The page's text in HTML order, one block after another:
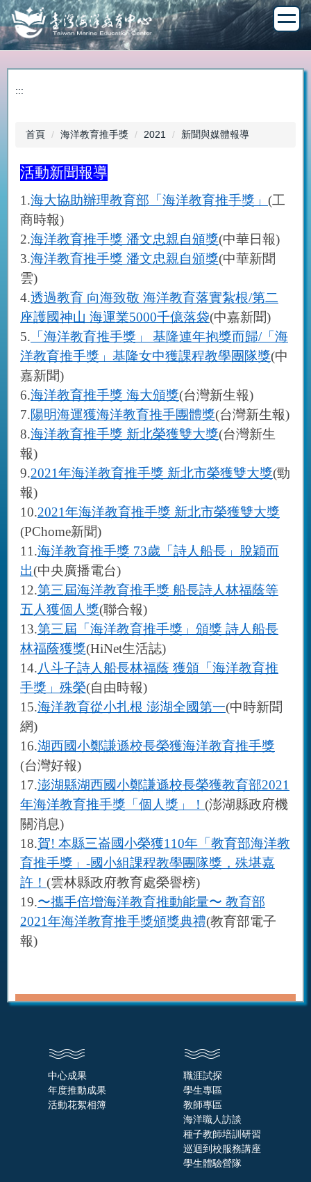
跳
到
主
要
內
:::
首頁 海洋教育推手獎 2021 新聞與媒體報導
活動新聞報導
1.海大協助辦理教育部「海洋教育推手獎」 (工
商時報)
2.海洋教育推手獎 潘文忠親自頒獎(中華日報)
3.海洋教育推手獎 潘文忠親自頒獎(中華新聞
雲)
4.透過教育 向海致敬 海洋教育落實紮根/第二
座護國神山 海運業5000千億落袋(中嘉新聞)
5. 「海洋教育推手獎」 基隆連年抱獎而歸/「海
洋教育推手獎」基隆女中獲課程教學團隊獎(中
嘉新聞)
6.海洋教育推手獎 海大頒獎(台灣新生報)
7.陽明海運獲海洋教育推手團體獎(台灣新生報)
8.海洋教育推手獎 新北榮獲雙大獎(台灣新生
報)
9.2021年海洋教育推手獎 新北市榮獲雙大獎(勁
報)
10.2021年海洋教育推手獎 新北市榮獲雙大獎
(PChome新聞)
11.海洋教育推手獎 73歲「詩人船長」脫穎而
出(中央廣播電台)
12.第三屆海洋教育推手獎 船長詩人林福蔭等
五人獲個人獎(聯合報)
13.第三屆「海洋教育推手獎」頒獎 詩人船長
林福蔭獲獎(HiNet生活誌)
14.八斗子詩人船長林福蔭 獲頒「海洋教育推
手獎」殊榮(自由時報)
15.海洋教育從小扎根 澎湖全國第一(中時新聞
網)
16.湖西國小鄭謙遜校長榮獲海洋教育推手獎
(台灣好報)
17.澎湖縣湖西國小鄭謙遜校長榮獲教育部2021
年海洋教育推手獎「個人獎」！ (澎湖縣政府機
關消息)
18.賀! 本縣三崙國小榮獲110年「教育部海洋教
育推手獎」 -國小組課程教學團隊獎，殊堪嘉
許！ (雲林縣政府教育處榮譽榜)
19.〜攜手倍增海洋教育推動能量〜 教育部
2021年海洋教育推手獎頒獎典禮(教育部電子
報)
中心成果
年度推動成果
活動花絮相簿
職涯試探
學生專區
教師專區
海洋職人訪談
種子教師培訓研習
巡迴到校服務講座
學生體驗營隊